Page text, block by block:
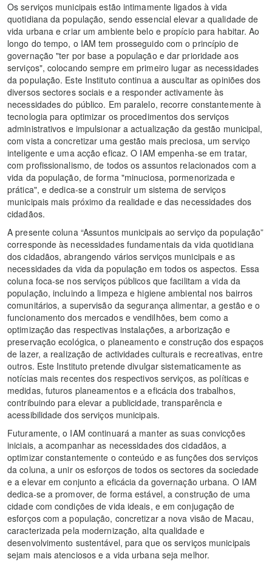
Os serviços municipais estão intimamente ligados à vida
quotidiana da população, sendo essencial elevar a qualidade de
vida urbana e criar um ambiente belo e propício para habitar. Ao
longo do tempo, o IAM tem prosseguido com o princípio de
governação "ter por base a população e dar prioridade aos
serviços", colocando sempre em primeiro lugar as necessidades
da população. Este Instituto continua a auscultar as opiniões dos
diversos sectores sociais e a responder activamente às
necessidades do público. Em paralelo, recorre constantemente à
tecnologia para optimizar os procedimentos dos serviços
administrativos e impulsionar a actualização da gestão municipal,
com vista a concretizar uma gestão mais preciosa, um serviço
inteligente e uma acção eficaz. O IAM empenha-se em tratar,
com profissionalismo, de todos os assuntos relacionados com a
vida da população, de forma "minuciosa, pormenorizada e
prática", e dedica-se a construir um sistema de serviços
municipais mais próximo da realidade e das necessidades dos
cidadãos.
A presente coluna “Assuntos municipais ao serviço da população”
corresponde às necessidades fundamentais da vida quotidiana
dos cidadãos, abrangendo vários serviços municipais e as
necessidades da vida da população em todos os aspectos. Essa
coluna foca-se nos serviços públicos que facilitam a vida da
população, incluindo a limpeza e higiene ambiental nos bairros
comunitários, a supervisão da segurança alimentar, a gestão e o
funcionamento dos mercados e vendilhões, bem como a
optimização das respectivas instalações, a arborização e
preservação ecológica, o planeamento e construção dos espaços
de lazer, a realização de actividades culturais e recreativas, entre
outros. Este Instituto pretende divulgar sistematicamente as
notícias mais recentes dos respectivos serviços, as políticas e
medidas, futuros planeamentos e a eficácia dos trabalhos,
contribuindo para elevar a publicidade, transparência e
acessibilidade dos serviços municipais.
Futuramente, o IAM continuará a manter as suas convicções
iniciais, a acompanhar as necessidades dos cidadãos, a
optimizar constantemente o conteúdo e as funções dos serviços
da coluna, a unir os esforços de todos os sectores da sociedade
e a elevar em conjunto a eficácia da governação urbana. O IAM
dedica-se a promover, de forma estável, a construção de uma
cidade com condições de vida ideais, e em conjugação de
esforços com a população, concretizar a nova visão de Macau,
caracterizada pela modernização, alta qualidade e
desenvolvimento sustentável, para que os serviços municipais
sejam mais atenciosos e a vida urbana seja melhor.